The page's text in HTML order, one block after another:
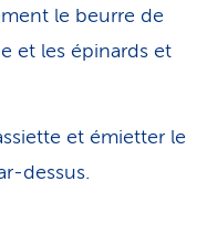
le beurre de
et les épinards et
et émietter le
dessus.